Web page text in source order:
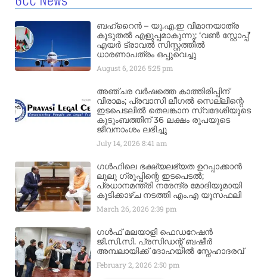
ബഹ്‌റൈൻ – യു.എ.ഇ വിമാനയാത്ര
കൂടുതൽ എളുപ്പമാകുന്നു; ‘വൺ സ്റ്റോപ്പ്’
എയർ ട്രാവൽ സിസ്റ്റത്തിൽ
ധാരണാപത്രം ഒപ്പുവെച്ചു
August 6, 20265:25 pm
അഞ്ചര വർഷത്തെ കാത്തിരിപ്പിന്
വിരാമം; പ്രവാസി ലീഗൽ സെല്ലിന്റെ
ഇടപെടലിൽ തെലങ്കാന സ്വദേശിയുടെ
കുടുംബത്തിന് 36 ലക്ഷം രൂപയുടെ
ജീവനാംശം ലഭിച്ചു
July 14, 20268:41 am
ഗൾഫിലെ ഭക്ഷ്യലഭ്യത ഉറപ്പാക്കാൻ
ലുലു ഗ്രൂപ്പിന്റെ ഇടപെടൽ;
പ്രധാനമന്ത്രി നരേന്ദ്ര മോദിയുമായി
കൂടിക്കാഴ്ച നടത്തി എം.എ യൂസഫലി
March 26, 20262:39 pm
ഗൾഫ് മലയാളി ഫെഡറേഷൻ
ജി.സി.സി. പ്രസിഡന്റ് ബഷീർ
അമ്പലായിക്ക് ദോഹയിൽ സ്നേഹാദരവ്
February 2, 20262:50 pm